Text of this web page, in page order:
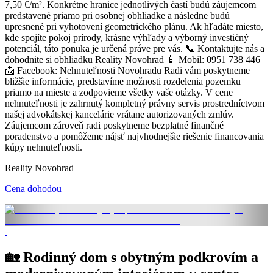
7,50 €/m². Konkrétne hranice jednotlivých častí budú záujemcom
predstavené priamo pri osobnej obhliadke a následne budú
upresnené pri vyhotovení geometrického plánu. Ak hľadáte miesto,
kde spojíte pokoj prírody, krásne výhľady a výborný investičný
potenciál, táto ponuka je určená práve pre vás. 📞 Kontaktujte nás a
dohodnite si obhliadku Reality Novohrad 📱 Mobil: 0951 738 446
📩 Facebook: Nehnuteľnosti Novohradu Radi vám poskytneme
bližšie informácie, predstavíme možnosti rozdelenia pozemku
priamo na mieste a zodpovieme všetky vaše otázky. V cene
nehnuteľnosti je zahrnutý kompletný právny servis prostredníctvom
našej advokátskej kancelárie vrátane autorizovaných zmlúv.
Záujemcom zároveň radi poskytneme bezplatné finančné
poradenstvo a pomôžeme nájsť najvhodnejšie riešenie financovania
kúpy nehnuteľnosti.
Reality Novohrad
Cena dohodou
🏡 Rodinný dom s obytným podkrovím a